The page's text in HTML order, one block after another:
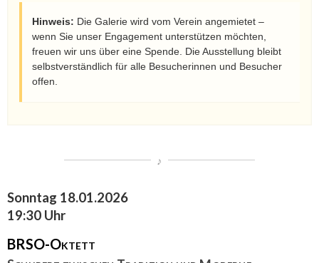
Hinweis: Die Galerie wird vom Verein angemietet –
wenn Sie unser Engagement unterstützen möchten,
freuen wir uns über eine Spende. Die Ausstellung bleibt
selbstverständlich für alle Besucherinnen und Besucher
offen.
Sonntag 18.01.2026
19:30 Uhr
BRSO-Oktett